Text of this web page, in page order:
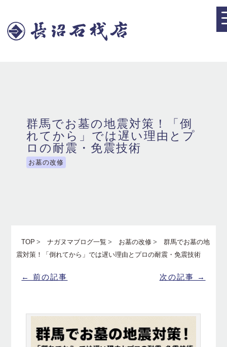
群馬でお墓の地震対策！「倒
れてから」では遅い理由とプ
ロの耐震・免震技術
お墓の改修
TOP ナガヌマブログ一覧 お墓の改修
群馬でお墓の地
震対策！「倒れてから」では遅い理由とプロの耐震・免震技術
← 前の記事 次の記事 →